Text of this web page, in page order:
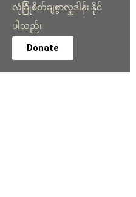
လုံခြုံစိတ်ချစွာလှူဒါန်း နိုင်
ပါသည်။
Donate